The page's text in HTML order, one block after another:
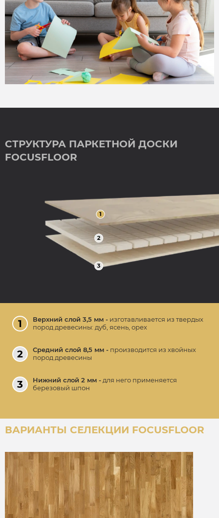
СТРУКТУРА ПАРКЕТНОЙ ДОСКИ
FOCUSFLOOR
Верхний слой 3,5 мм - изготавливается из твердых
пород древесины: дуб, ясень, орех
Средний слой 8,5 мм - производится из хвойных
пород древесины
Нижний слой 2 мм - для него применяется
березовый шпон
ВАРИАНТЫ СЕЛЕКЦИИ FOCUSFLOOR